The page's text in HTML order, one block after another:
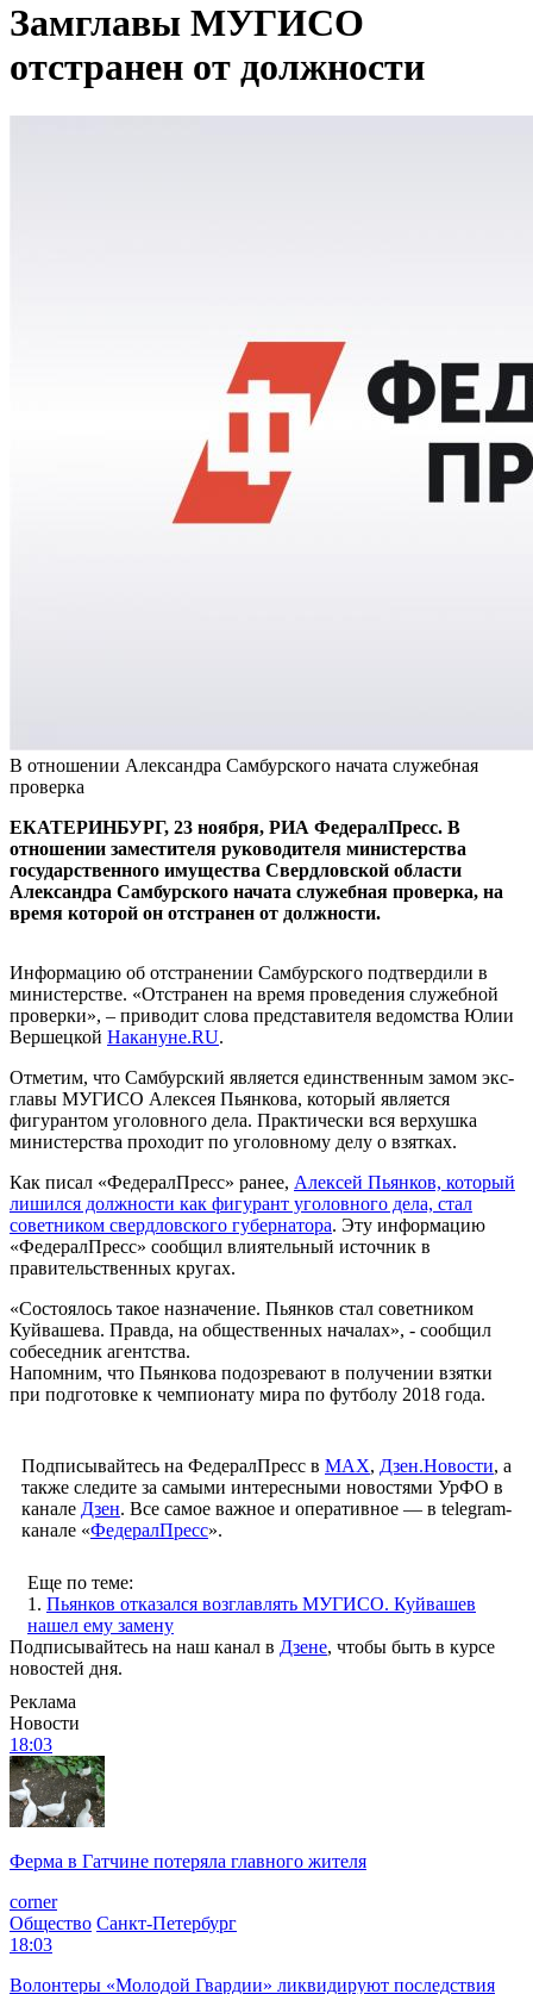
Замглавы МУГИСО
отстранен от должности
В отношении Александра Самбурского начата служебная
проверка
ЕКАТЕРИНБУРГ, 23 ноября, РИА ФедералПресс. В
отношении заместителя руководителя министерства
государственного имущества Свердловской области
Александра Самбурского начата служебная проверка, на
время которой он отстранен от должности.
Информацию об отстранении Самбурского подтвердили в
министерстве. «Отстранен на время проведения служебной
проверки», – приводит слова представителя ведомства Юлии
Вершецкой Накануне.RU.
Отметим, что Самбурский является единственным замом экс-
главы МУГИСО Алексея Пьянкова, который является
фигурантом уголовного дела. Практически вся верхушка
министерства проходит по уголовному делу о взятках.
Как писал «ФедералПресс» ранее, Алексей Пьянков, который
лишился должности как фигурант уголовного дела, стал
советником свердловского губернатора. Эту информацию
«ФедералПресс» сообщил влиятельный источник в
правительственных кругах.
«Состоялось такое назначение. Пьянков стал советником
Куйвашева. Правда, на общественных началах», - сообщил
собеседник агентства.
Напомним, что Пьянкова подозревают в получении взятки
при подготовке к чемпионату мира по футболу 2018 года.
Подписывайтесь на ФедералПресс в МАХ, Дзен.Новости, а
также следите за самыми интересными новостями УрФО в
канале Дзен. Все самое важное и оперативное — в telegram-
канале «ФедералПресс».
Еще по теме:
1. Пьянков отказался возглавлять МУГИСО. Куйвашев
нашел ему замену
Подписывайтесь на наш канал в Дзене, чтобы быть в курсе
новостей дня.
Реклама
Новости
18:03
Ферма в Гатчине потеряла главного жителя
corner
Общество Санкт-Петербург
18:03
Волонтеры «Молодой Гвардии» ликвидируют последствия